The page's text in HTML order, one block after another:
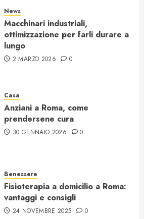
News
Macchinari industriali,
ottimizzazione per farli durare a
lungo
2 MARZO 2026 0
Casa
Anziani a Roma, come
prendersene cura
30 GENNAIO 2026 0
Benessere
Fisioterapia a domicilio a Roma:
vantaggi e consigli
24 NOVEMBRE 2025 0